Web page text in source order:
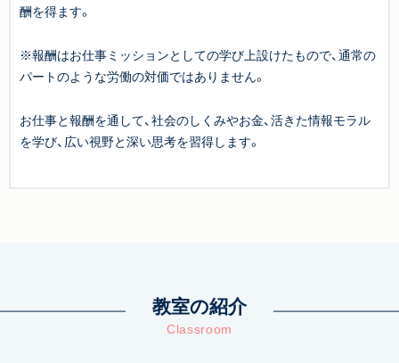
酬を得ます。
※報酬はお仕事ミッションとしての学び上設けたもので、通常の
パートのような労働の対価ではありません。
お仕事と報酬を通して、社会のしくみやお金、活きた情報モラル
を学び、広い視野と深い思考を習得します。
教室の紹介
Classroom